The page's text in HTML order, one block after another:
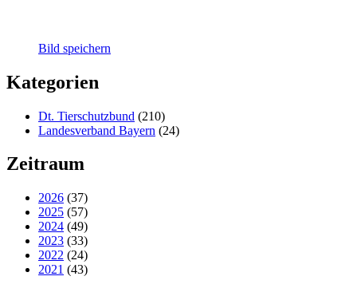
Bild speichern
Kategorien
Dt. Tierschutzbund (210)
Landesverband Bayern (24)
Zeitraum
2026 (37)
2025 (57)
2024 (49)
2023 (33)
2022 (24)
2021 (43)